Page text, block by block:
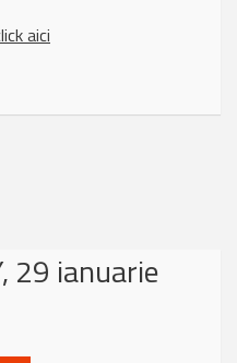
aici
29 ianuarie